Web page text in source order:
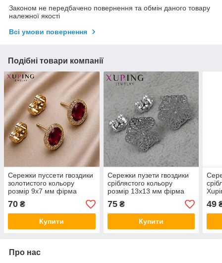
Законом не передбачено повернення та обмін даного товару
належної якості
Всі умови повернення
Подібні товари компанії
Сережки пуссети гвоздики
золотистого кольору
розмір 9х7 мм фірма
Xuping Jewelry з
рубіновими та білими
сапфірами
70 ₴
Купити
Сережки пузети гвоздики
сріблястого кольору
розмір 13х13 мм фірма
Xuping Jewelry квіточки із
сапфірами
75₴
Купити
24K
49
Про нас